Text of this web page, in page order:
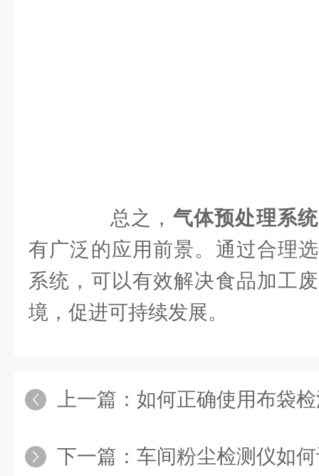
总之， 气体预处理系统
有广泛的应用前景。通过合理
系统，可以有效解决食品加工
境，促进可持续发展。
上一篇： 如何正确使用布袋检漏仪进行检
下一篇： 车间粉尘检测仪如何识